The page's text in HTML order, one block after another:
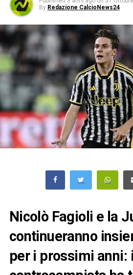
By Redazione CalcioNews24
Nicolò Fagioli e la
continueranno
per i prossimi anni: